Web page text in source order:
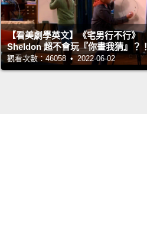
【看美劇學英文】《宅男行不行》
Sheldon 超不會玩『你畫我猜』？！
觀看次數：46058 • 2022-06-02